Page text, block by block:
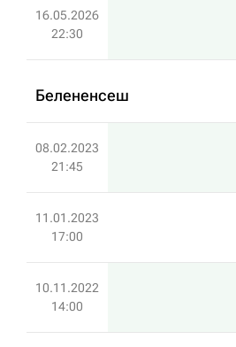
16.05.2026
22:30
Белененсеш
08.02.2023
21:45
11.01.2023
17:00
10.11.2022
14:00